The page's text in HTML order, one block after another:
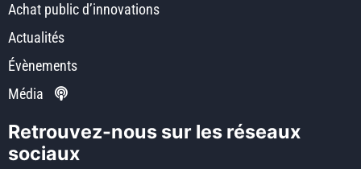
Achat public d’innovations
Actualités
Évènements
Média
Retrouvez-nous sur les réseaux
sociaux